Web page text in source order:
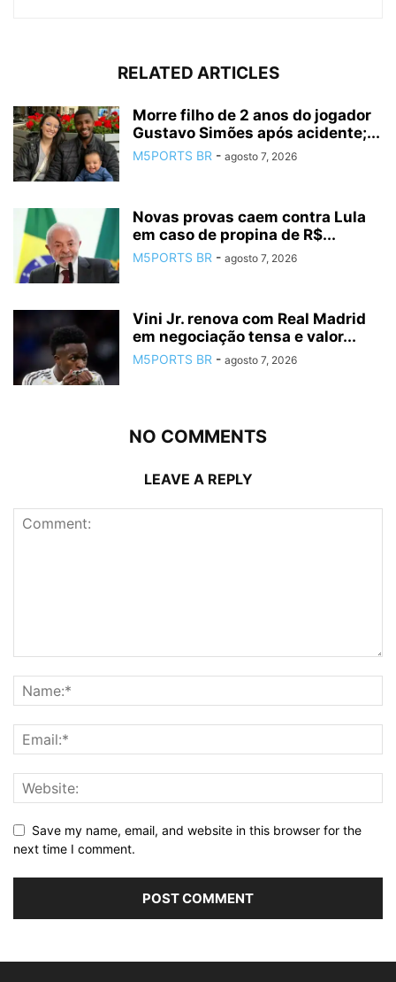
RELATED ARTICLES
Morre filho de 2 anos do jogador
Gustavo Simões após acidente;...
M5PORTS BR - agosto 7, 2026
Novas provas caem contra Lula
em caso de propina de R$...
M5PORTS BR - agosto 7, 2026
Vini Jr. renova com Real Madrid
em negociação tensa e valor...
M5PORTS BR - agosto 7, 2026
NO COMMENTS
LEAVE A REPLY
Save my name, email, and website in this browser for the
next time I comment.